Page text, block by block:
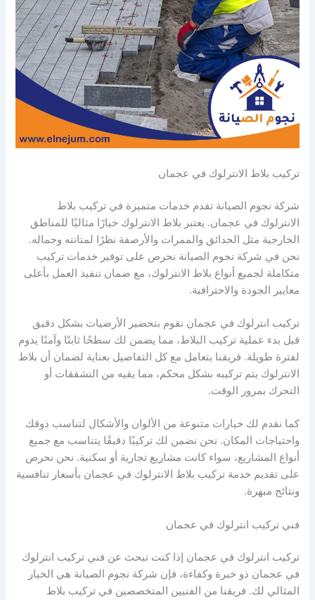
تركيب بلاط الانترلوك في عجمان
شركة نجوم الصيانة تقدم خدمات متميزة في تركيب بلاط
الانترلوك في عجمان. يعتبر بلاط الانترلوك خيارًا مثاليًا للمناطق
الخارجية مثل الحدائق والممرات والأرصفة نظرًا لمتانته وجماله.
نحن في شركة نجوم الصيانة نحرص على توفير خدمات تركيب
متكاملة لجميع أنواع بلاط الانترلوك، مع ضمان تنفيذ العمل بأعلى
معايير الجودة والاحترافية.
تركيب انترلوك في عجمان نقوم بتحضير الأرضيات بشكل دقيق
قبل بدء عملية تركيب البلاط، مما يضمن لك سطحًا ثابتًا وآمنًا يدوم
لفترة طويلة. فريقنا يتعامل مع كل التفاصيل بعناية لضمان أن بلاط
الانترلوك يتم تركيبه بشكل محكم، مما يقيه من التشققات أو
التحرك بمرور الوقت.
كما نقدم لك خيارات متنوعة من الألوان والأشكال لتناسب ذوقك
واحتياجات المكان. نحن نضمن لك تركيبًا دقيقًا يتناسب مع جميع
أنواع المشاريع، سواء كانت مشاريع تجارية أو سكنية. نحن نحرص
على تقديم خدمة تركيب بلاط الانترلوك في عجمان بأسعار تنافسية
ونتائج مبهرة.
فني تركيب انترلوك في عجمان
تركيب انترلوك في عجمان إذا كنت تبحث عن فني تركيب انترلوك
في عجمان ذو خبرة وكفاءة، فإن شركة نجوم الصيانة هي الخيار
المثالي لك. فريقنا من الفنيين المتخصصين في تركيب بلاط